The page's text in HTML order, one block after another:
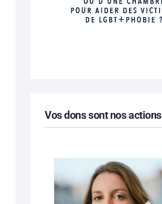
Vos dons sont nos actions